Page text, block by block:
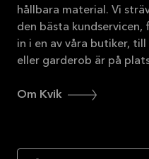
hållbara material. Vi
den bästa
in i en av våra butiker,
eller garderob är på
Om Kvik